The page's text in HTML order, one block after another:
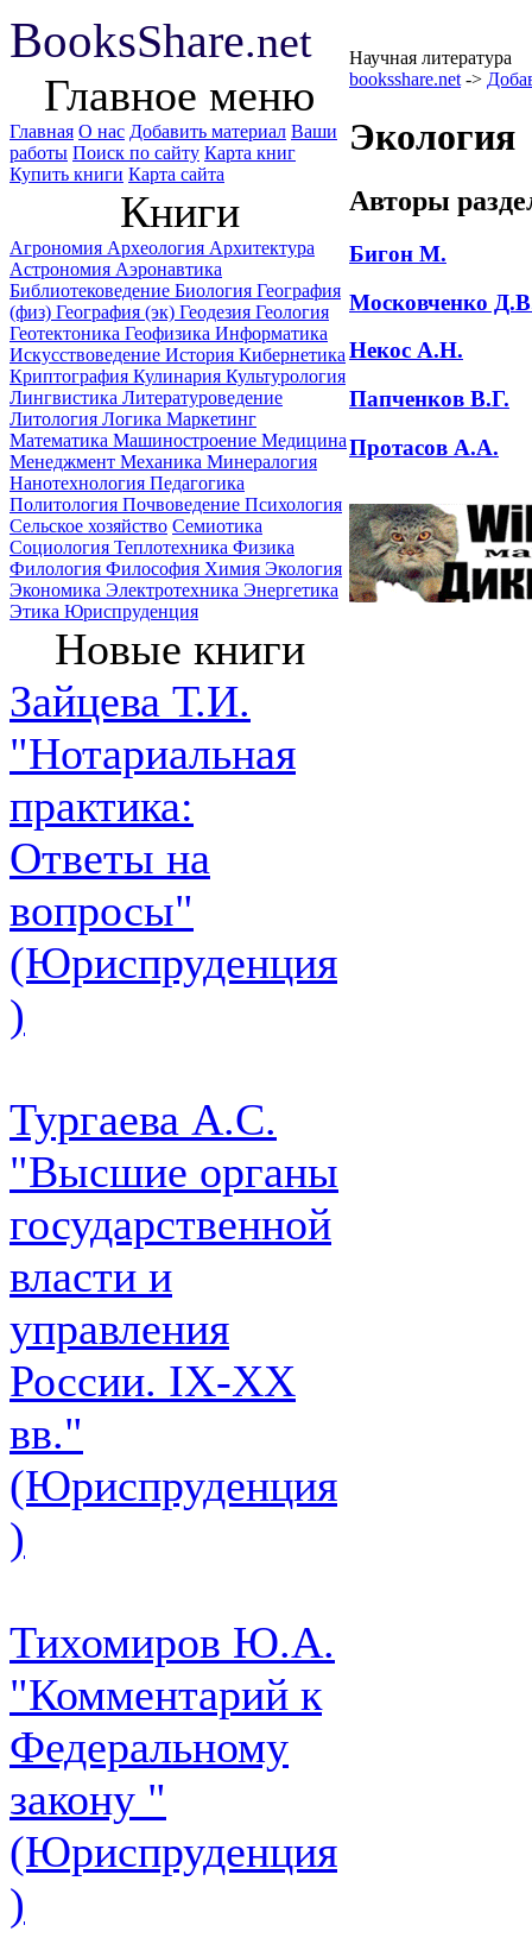
BooksShare.net Научная литература
Главное меню
Главная О нас Добавить материал Ваши
работы Поиск по сайту Карта книг
Купить книги Карта сайта
Книги
Агрономия Археология Архитектура
Астрономия Аэронавтика
Библиотековедение Биология География
(физ) География (эк) Геодезия Геология
Геотектоника Геофизика Информатика
Искусствоведение История Кибернетика
Криптография Кулинария Культурология
Лингвистика Литературоведение
Литология Логика Маркетинг
Математика Машиностроение Медицина
Менеджмент Механика Минералогия
Нанотехнология Педагогика
Политология Почвоведение Психология
Сельское хозяйство Семиотика
Социология Теплотехника Физика
Филология Философия Химия Экология
Экономика Электротехника Энергетика
Этика Юриспруденция
Новые книги
Зайцева Т.И.
"Нотариальная
практика:
Ответы на
вопросы"
(Юриспруденция
)
Тургаева А.С.
"Высшие органы
государственной
власти и
управления
России. IХ-ХХ
вв."
(Юриспруденция
)
Тихомиров Ю.А.
"Комментарий к
Федеральному
закону "
(Юриспруденция
)
booksshare.net ->
Экология
Авторы
Бигон М.
Московченко
Некос А.Н.
Папченков В.Г.
Протасов А.А.